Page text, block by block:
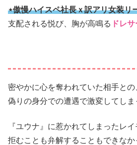
⋆傲慢ハイスペ社長ｘ訳アリ女装リ
支配される悦び、胸が高鳴る ドレ
密やかに心を奪われていた相手との
偽りの身分での遭遇で激変してしま
『ユウナ』に惹かれてしまったレ
拒むことも弁解することもできな